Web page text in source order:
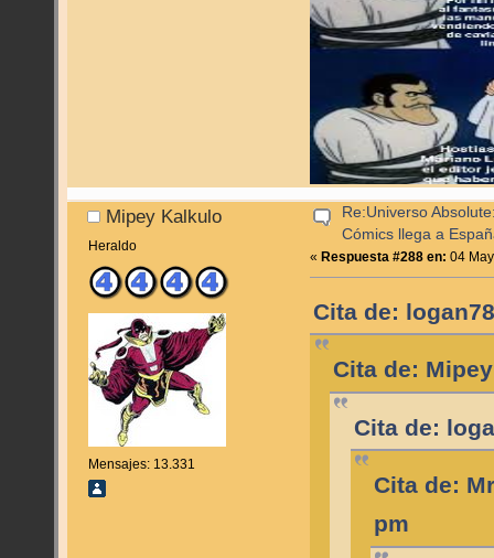
Mipey Kalkulo
Heraldo
Mensajes: 13.331
Re:Universo
Cómics llega a
«Respuesta #288 en: 04
Cita de:
Cita de:
Cita de:
Cita de:
pm